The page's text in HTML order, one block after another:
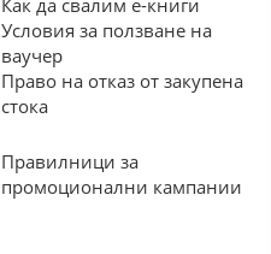
Как да свалим е-книги
Условия за ползване на
ваучер
Право на отказ от закупена
стока
Правилници за
промоционални кампании